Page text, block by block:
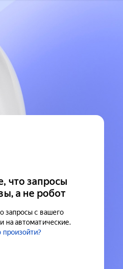
что запросы
а не робот
запросы с вашего
на автоматические.
произойти?